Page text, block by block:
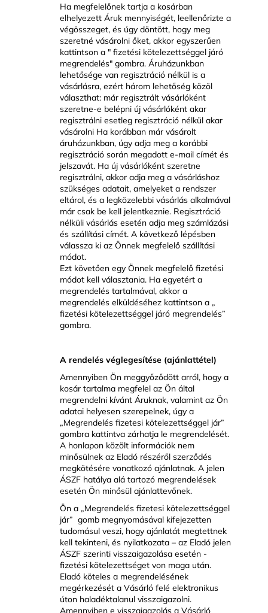
Ha megfelelőnek tartja a kosárban
elhelyezett Áruk mennyiségét, leellenőrizte a
végösszeget, és úgy döntött, hogy meg
szeretné vásárolni őket, akkor egyszerűen
kattintson a " fizetési kötelezettséggel járó
megrendelés" gombra. Áruházunkban
lehetősége van regisztráció nélkül is a
vásárlásra, ezért három lehetőség közöl
választhat: már regisztrált vásárlóként
szeretne-e belépni új vásárlóként akar
regisztrálni esetleg regisztráció nélkül akar
vásárolni Ha korábban már vásárolt
áruházunkban, úgy adja meg a korábbi
regisztráció során megadott e-mail címét és
jelszavát. Ha új vásárlóként szeretne
regisztrálni, akkor adja meg a vásárláshoz
szükséges adatait, amelyeket a rendszer
eltárol, és a legközelebbi vásárlás alkalmával
már csak be kell jelentkeznie. Regisztráció
nélküli vásárlás esetén adja meg számlázási
és szállítási címét. A következő lépésben
válassza ki az Önnek megfelelő szállítási
módot.
Ezt követően egy Önnek megfelelő fizetési
módot kell választania. Ha egyetért a
megrendelés tartalmával, akkor a
megrendelés elküldéséhez kattintson a „
fizetési kötelezettséggel járó megrendelés”
gombra.
A rendelés véglegesítése (ajánlattétel)
Amennyiben Ön meggyőződött arról, hogy a
kosár tartalma megfelel az Ön által
megrendelni kívánt Áruknak, valamint az Ön
adatai helyesen szerepelnek, úgy a
„Megrendelés fizetesi kötelezettséggel jár”
gombra kattintva zárhatja le megrendelését.
A honlapon közölt információk nem
minősülnek az Eladó részéről szerződés
megkötésére vonatkozó ajánlatnak. A jelen
ÁSZF hatálya alá tartozó megrendelések
esetén Ön minősül ajánlattevőnek.
Ön a „Megrendelés fizetesi kötelezettséggel
jár” gomb megnyomásával kifejezetten
tudomásul veszi, hogy ajánlatát megtettnek
kell tekinteni, és nyilatkozata – az Eladó jelen
ÁSZF szerinti visszaigazolása esetén -
fizetési kötelezettséget von maga után.
Eladó köteles a megrendelésének
megérkezését a Vásárló felé elektronikus
úton haladéktalanul visszaigazolni.
Amennyiben e visszaigazolás a Vásárló